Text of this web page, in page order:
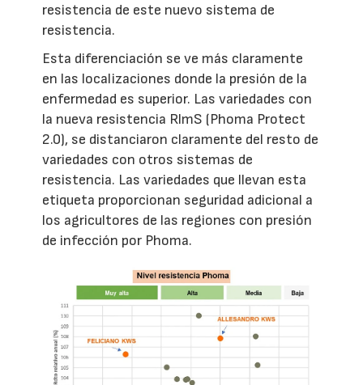
resistencia de este nuevo sistema de
resistencia.
Esta diferenciación se ve más claramente
en las localizaciones donde la presión de la
enfermedad es superior. Las variedades con
la nueva resistencia RlmS (Phoma Protect
2.0), se distanciaron claramente del resto de
variedades con otros sistemas de
resistencia. Las variedades que llevan esta
etiqueta proporcionan seguridad adicional a
los agricultores de las regiones con presión
de infección por Phoma.